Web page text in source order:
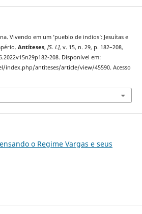
Vivendo em um ’pueblo de indios’: Jesuítas e
Antíteses, [S. l.], v. 15, n. 29, p. 182–208,
208. Disponível em:
antiteses/article/view/45590. Acesso
o Regime Vargas e seus